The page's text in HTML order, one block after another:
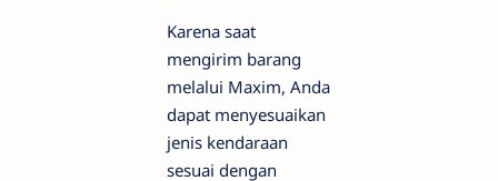
Karena saat
mengirim barang
melalui Maxim, Anda
dapat menyesuaikan
jenis kendaraan
sesuai dengan